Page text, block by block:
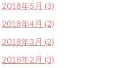
2018年5月 (3)
2018年4月 (2)
2018年3月 (2)
2018年2月 (3)